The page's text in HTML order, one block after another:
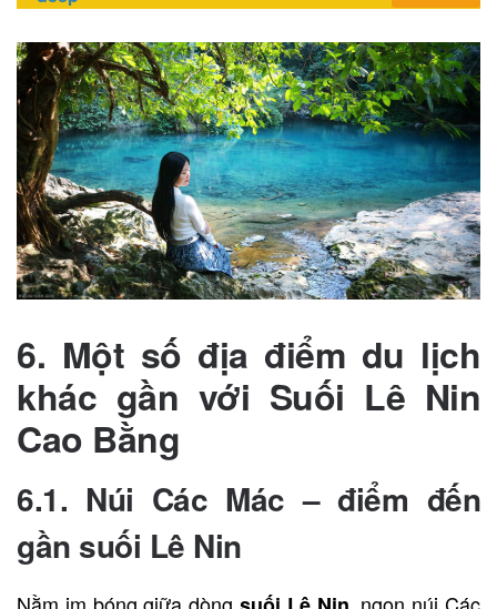
6. Một số địa điểm du lịch
khác gần với Suối Lê Nin
Cao Bằng
6.1. Núi Các Mác – điểm đến
gần suối Lê Nin